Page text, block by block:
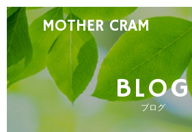
MOTHER CRAM
BLOG
ブログ